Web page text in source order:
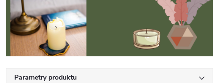
Parametry produktu